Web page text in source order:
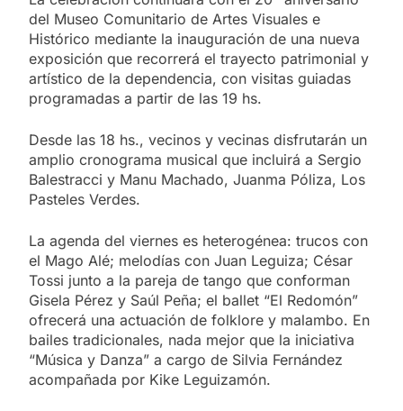
del Museo Comunitario de Artes Visuales e
Histórico mediante la inauguración de una nueva
exposición que recorrerá el trayecto patrimonial y
artístico de la dependencia, con visitas guiadas
programadas a partir de las 19 hs.
Desde las 18 hs., vecinos y vecinas disfrutarán un
amplio cronograma musical que incluirá a Sergio
Balestracci y Manu Machado, Juanma Póliza, Los
Pasteles Verdes.
La agenda del viernes es heterogénea: trucos con
el Mago Alé; melodías con Juan Leguiza; César
Tossi junto a la pareja de tango que conforman
Gisela Pérez y Saúl Peña; el ballet “El Redomón”
ofrecerá una actuación de folklore y malambo. En
bailes tradicionales, nada mejor que la iniciativa
“Música y Danza” a cargo de Silvia Fernández
acompañada por Kike Leguizamón.